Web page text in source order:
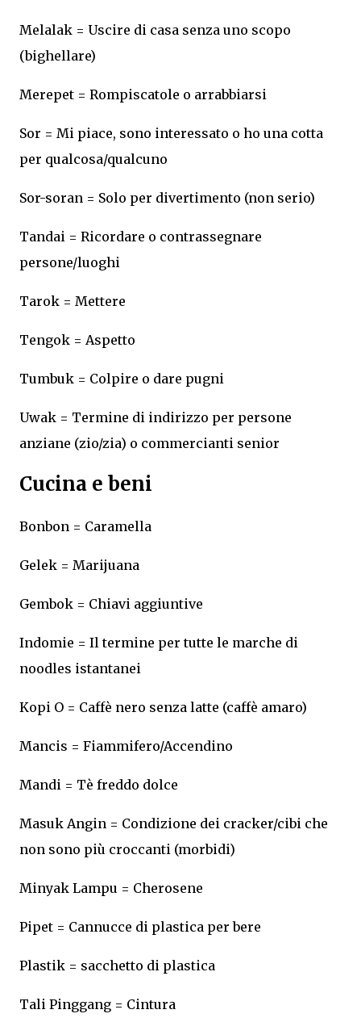
Melalak = Uscire di casa senza uno scopo
(bighellare)
Merepet = Rompiscatole o arrabbiarsi
Sor = Mi piace, sono interessato o ho una cotta
per qualcosa/qualcuno
Sor-soran = Solo per divertimento (non serio)
Tandai = Ricordare o contrassegnare
persone/luoghi
Tarok = Mettere
Tengok = Aspetto
Tumbuk = Colpire o dare pugni
Uwak = Termine di indirizzo per persone
anziane (zio/zia) o commercianti senior
Cucina e beni
Bonbon = Caramella
Gelek = Marijuana
Gembok = Chiavi aggiuntive
Indomie = Il termine per tutte le marche di
noodles istantanei
Kopi O = Caffè nero senza latte (caffè amaro)
Mancis = Fiammifero/Accendino
Mandi = Tè freddo dolce
Masuk Angin = Condizione dei cracker/cibi che
non sono più croccanti (morbidi)
Minyak Lampu = Cherosene
Pipet = Cannucce di plastica per bere
Plastik = sacchetto di plastica
Tali Pinggang = Cintura